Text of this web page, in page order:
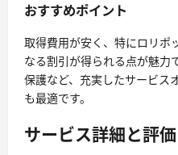
おすすめポイント
取得費用が安く、特にロリポ
なる割引が得られる点が魅力
保護など、充実したサービス
も最適です。
サービス詳細と評価